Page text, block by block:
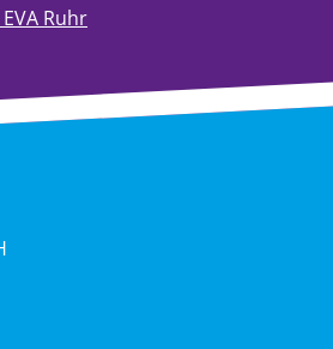
Ruhr